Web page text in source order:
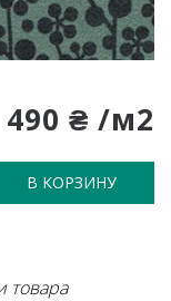
490 ₴ /м2
В КОРЗИНУ
товара